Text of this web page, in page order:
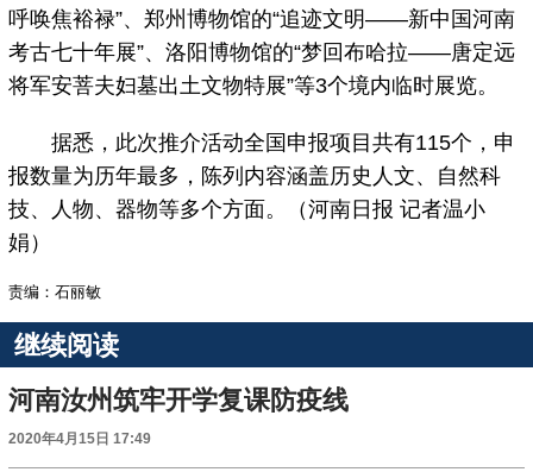
呼唤焦裕禄”、郑州博物馆的“追迹文明——新中国河南
考古七十年展”、洛阳博物馆的“梦回布哈拉——唐定远
将军安菩夫妇墓出土文物特展”等3个境内临时展览。
据悉，此次推介活动全国申报项目共有115个，申
报数量为历年最多，陈列内容涵盖历史人文、自然科
技、人物、器物等多个方面。（河南日报 记者温小
娟）
责编：石丽敏
继续阅读
河南汝州筑牢开学复课防疫线
2020年4月15日 17:49